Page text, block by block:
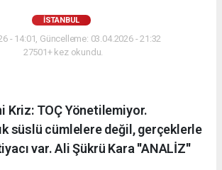
İSTANBUL
- 14:01, Güncelleme: 03.04.2026 - 21:32
27501+ kez okundu.
Kriz: TOÇ Yönetilemiyor.
süslü cümlelere değil, gerçeklerle
var. Ali Şükrü Kara ''ANALİZ''